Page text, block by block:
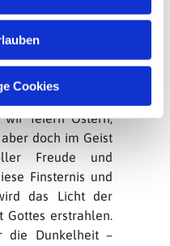
Cookies
und Tod
sehen wir
Gottes über
feiern auch unter
wir feiern Ostern,
doch im Geist
Freude und
Finsternis und
das Licht der
Gottes erstrahlen.
die Dunkelheit –